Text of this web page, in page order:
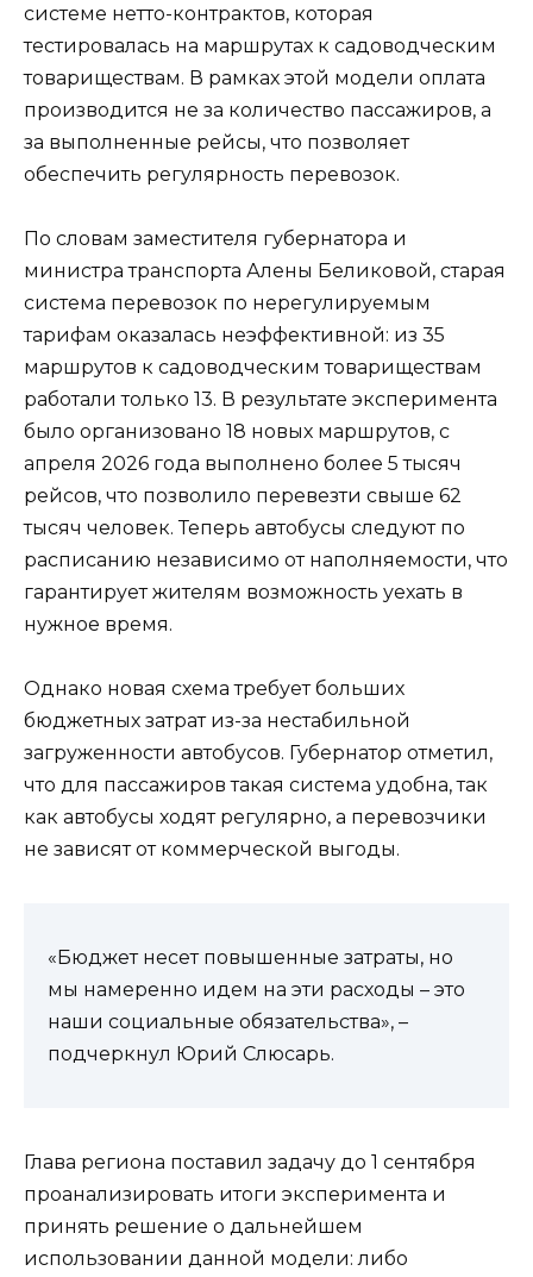
системе нетто-контрактов, которая
тестировалась на маршрутах к садоводческим
товариществам. В рамках этой модели оплата
производится не за количество пассажиров, а
за выполненные рейсы, что позволяет
обеспечить регулярность перевозок.
По словам заместителя губернатора и
министра транспорта Алены Беликовой, старая
система перевозок по нерегулируемым
тарифам оказалась неэффективной: из 35
маршрутов к садоводческим товариществам
работали только 13. В результате эксперимента
было организовано 18 новых маршрутов, с
апреля 2026 года выполнено более 5 тысяч
рейсов, что позволило перевезти свыше 62
тысяч человек. Теперь автобусы следуют по
расписанию независимо от наполняемости, что
гарантирует жителям возможность уехать в
нужное время.
Однако новая схема требует больших
бюджетных затрат из-за нестабильной
загруженности автобусов. Губернатор отметил,
что для пассажиров такая система удобна, так
как автобусы ходят регулярно, а перевозчики
не зависят от коммерческой выгоды.
«Бюджет несет повышенные затраты, но
мы намеренно идем на эти расходы – это
наши социальные обязательства», –
подчеркнул Юрий Слюсарь.
Глава региона поставил задачу до 1 сентября
проанализировать итоги эксперимента и
принять решение о дальнейшем
использовании данной модели: либо